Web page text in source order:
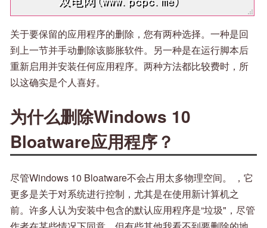
关于要保留的应用程序的删除，您有两种选择。一种是回
到上一节并手动删除该膨胀软件。另一种是在运行脚本后
重新启用并安装任何应用程序。两种方法都比较费时，所
以这确实是个人喜好。
为什么删除Windows 10
Bloatware应用程序？
尽管Windows 10 Bloatware不会占用太多物理空间。 ，它
更多是关于对系统进行控制，尤其是在使用新计算机之
前。许多人认为安装中包含的默认应用程序是“垃圾"，尽管